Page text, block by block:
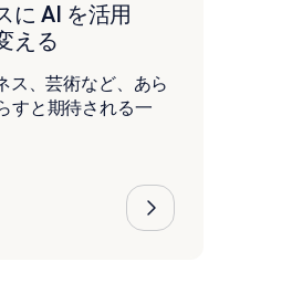
に AI を活用
える
ス、芸術など、あら
すと期待される一